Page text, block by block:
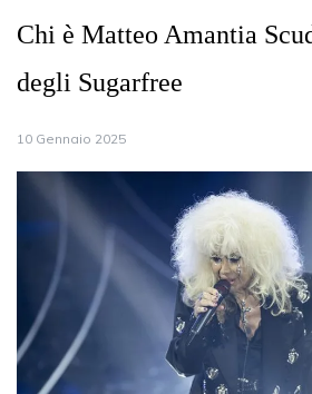
Chi è Matteo Amantia
degli Sugarfree
10 Gennaio 2025